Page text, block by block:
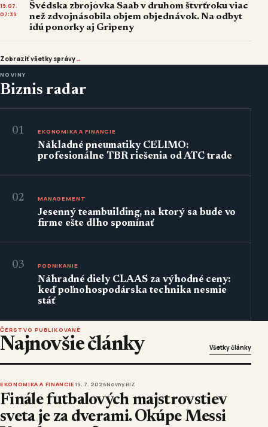
19.07.
07:39
Švédska zbrojovka Saab v druhom štvrťroku viac
než zdvojnásobila objem objednávok. Na odbyt
idú ponorky aj Gripeny
Zobraziť všetky správy→
NOVINY
Biznis radar
01 EKONOMIKA A FINANCIE
Nákladné pneumatiky CELIMO:
profesionálne TBR riešenia od ATC trade
02 MANAGEMENT
Jesenný teambuilding, na ktorý sa bude vo
firme ešte dlho spomínať
03 PODNIKANIE
Náhradné diely CLAAS za výhodné ceny:
keď poľnohospodárska technika nesmie
stáť
ČERSTVO PUBLIKOVANÉ
Najnovšie články Všetky články
EKONOMIKA A FINANCIE19. 7. 2026Novny.BIZ
Finále futbalových majstrovstiev
sveta je za dverami. Okúpe Messi